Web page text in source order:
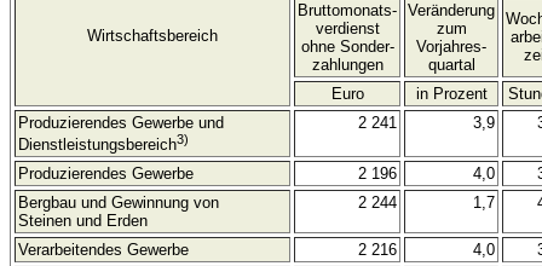
Wirtschaftsbereich
Bruttomonats-
verdienst
ohne Sonder-
zahlungen
Veränderung
zum
Vorjahres-
quartal
Euro in Prozent
Produzierendes Gewerbe und
Dienstleistungsbereich3)
2 241 3,9
Produzierendes Gewerbe 2 196 4,0
Bergbau und Gewinnung von
Steinen und Erden
2 244 1,7
Verarbeitendes Gewerbe 2 216 4,0